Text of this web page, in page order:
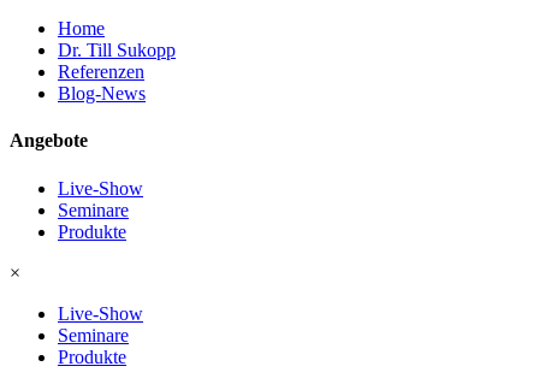
Home
Dr. Till Sukopp
Referenzen
Blog-News
Angebote
Live-Show
Seminare
Produkte
×
Live-Show
Seminare
Produkte